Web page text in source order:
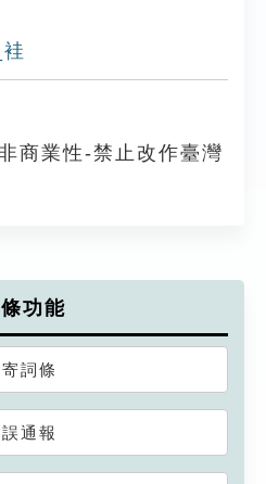
商業性-禁止改作臺灣
功能
詞條
通報